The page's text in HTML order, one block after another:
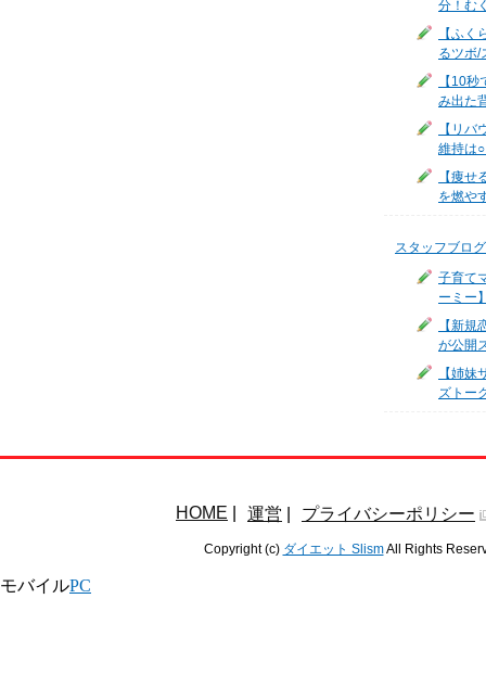
分！む
【ふ
るツボ/
【10
み出た
【リ
維持は
【痩
を燃や
スタッフブログ
子育て
ーミー
【新
が公開
【姉
ズトー
HOME 運営 プライバシーポリシー
Copyright (c) ダイエット SlismAll Rights
モバイルPC